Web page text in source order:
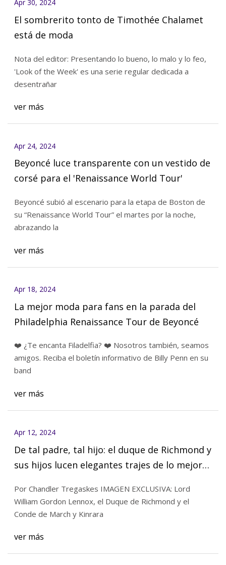
Apr 30, 2024
El sombrerito tonto de Timothée Chalamet
está de moda
Nota del editor: Presentando lo bueno, lo malo y lo feo,
'Look of the Week' es una serie regular dedicada a
desentrañar
ver más
Apr 24, 2024
Beyoncé luce transparente con un vestido de
corsé para el 'Renaissance World Tour'
Beyoncé subió al escenario para la etapa de Boston de
su “Renaissance World Tour” el martes por la noche,
abrazando la
ver más
Apr 18, 2024
La mejor moda para fans en la parada del
Philadelphia Renaissance Tour de Beyoncé
❤️ ¿Te encanta Filadelfia? ❤️ Nosotros también, seamos
amigos. Reciba el boletín informativo de Billy Penn en su
band
ver más
Apr 12, 2024
De tal padre, tal hijo: el duque de Richmond y
sus hijos lucen elegantes trajes de lo mejor
Goodwood
Por Chandler Tregaskes IMAGEN EXCLUSIVA: Lord
William Gordon Lennox, el Duque de Richmond y el
Conde de March y Kinrara
ver más